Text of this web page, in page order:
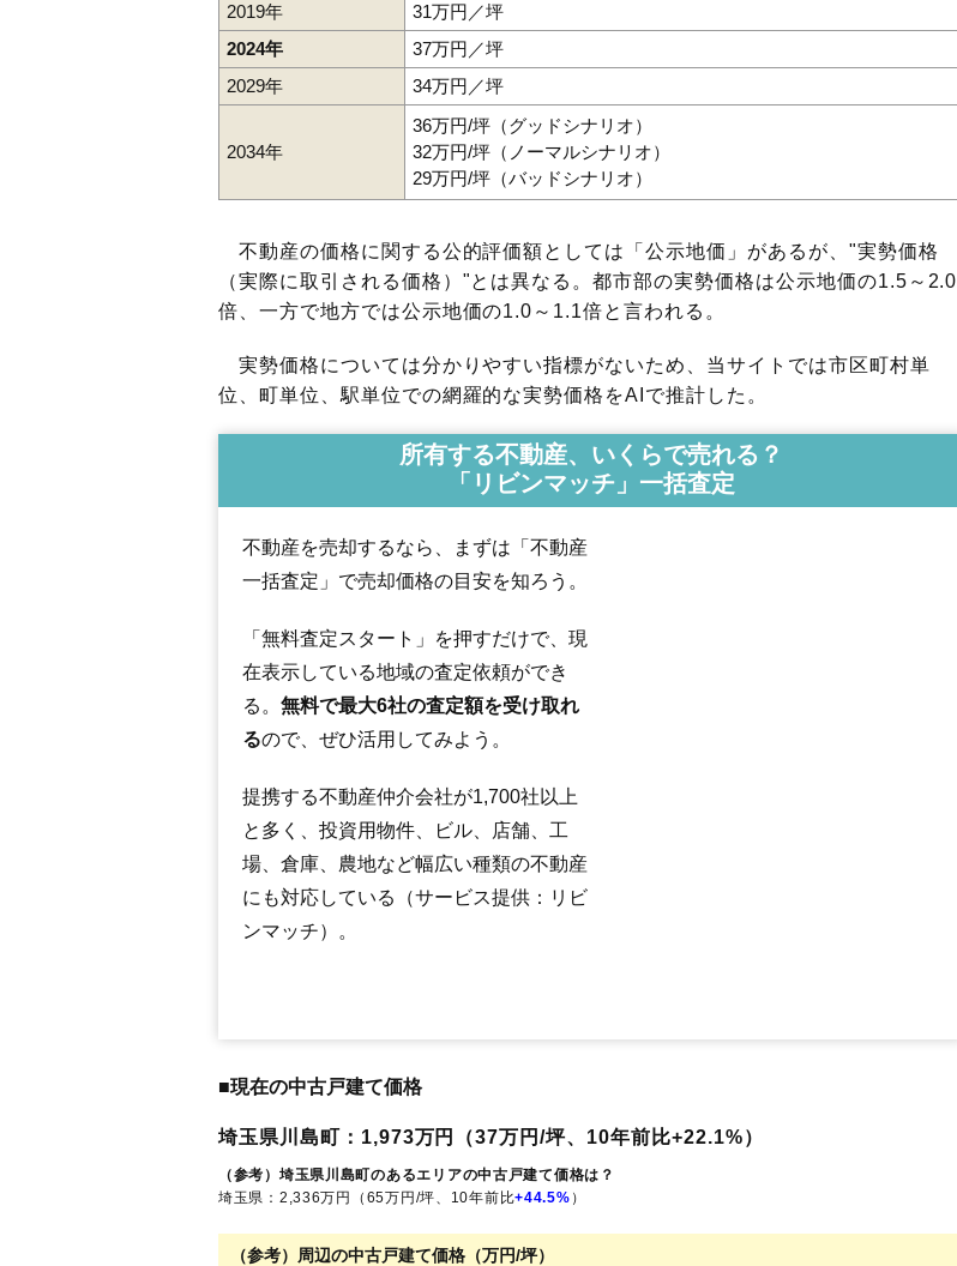
2019年
31万円／坪
2024年
37万円／坪
2029年
34万円／坪
2034年
36万円/坪（グッドシナリオ）
32万円/坪（ノーマルシナリオ）
29万円/坪（バッドシナリオ）
不動産の価格に関する公的評価額としては「公示地価」があるが、"実勢価格
（実際に取引される価格）"とは異なる。都市部の実勢価格は公示地価の1.5～2.0
倍、一方で地方では公示地価の1.0～1.1倍と言われる。
実勢価格については分かりやすい指標がないため、当サイトでは市区町村単
位、町単位、駅単位での網羅的な実勢価格をAIで推計した。
所有する不動産、いくらで売れる？
「リビンマッチ」一括査定
不動産を売却するなら、まずは「不動産
一括査定」で売却価格の目安を知ろう。
「無料査定スタート」を押すだけで、現
在表示している地域の査定依頼ができ
る。 無料で最大6社の査定額を受け取れ
るので、ぜひ活用してみよう。
提携する不動産仲介会社が1,700社以上
と多く、投資用物件、ビル、店舗、工
場、倉庫、農地など幅広い種類の不動産
にも対応している（サービス提供：リビ
ンマッチ）。
■現在の中古戸建て価格
埼玉県川島町：1,973万円（37万円/坪、10年前比+22.1%）
（参考）埼玉県川島町のあるエリアの中古戸建て価格は？
埼玉県：2,336万円（65万円/坪、10年前比+44.5% ）
（参考）周辺の中古戸建て価格（万円/坪）